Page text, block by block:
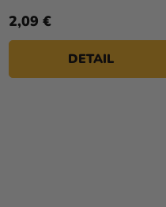
2,09 €
DETAIL